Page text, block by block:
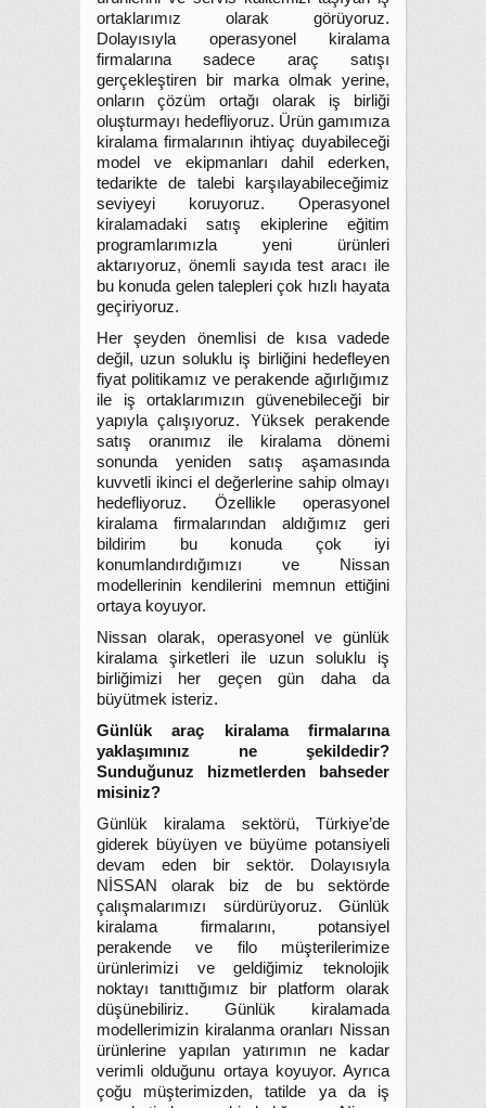
ortaklarımız olarak görüyoruz.
Dolayısıyla operasyonel kiralama
firmalarına sadece araç satışı
gerçekleştiren bir marka olmak yerine,
onların çözüm ortağı olarak iş birliği
oluşturmayı hedefliyoruz. Ürün gamımıza
kiralama firmalarının ihtiyaç duyabileceği
model ve ekipmanları dahil ederken,
tedarikte de talebi karşılayabileceğimiz
seviyeyi koruyoruz. Operasyonel
kiralamadaki satış ekiplerine eğitim
programlarımızla yeni ürünleri
aktarıyoruz, önemli sayıda test aracı ile
bu konuda gelen talepleri çok hızlı hayata
geçiriyoruz.
Her şeyden önemlisi de kısa vadede
değil, uzun soluklu iş birliğini hedefleyen
fiyat politikamız ve perakende ağırlığımız
ile iş ortaklarımızın güvenebileceği bir
yapıyla çalışıyoruz. Yüksek perakende
satış oranımız ile kiralama dönemi
sonunda yeniden satış aşamasında
kuvvetli ikinci el değerlerine sahip olmayı
hedefliyoruz. Özellikle operasyonel
kiralama firmalarından aldığımız geri
bildirim bu konuda çok iyi
konumlandırdığımızı ve Nissan
modellerinin kendilerini memnun ettiğini
ortaya koyuyor.
Nissan olarak, operasyonel ve günlük
kiralama şirketleri ile uzun soluklu iş
birliğimizi her geçen gün daha da
büyütmek isteriz.
Günlük araç kiralama firmalarına
yaklaşımınız ne şekildedir?
Sunduğunuz hizmetlerden bahseder
misiniz?
Günlük kiralama sektörü, Türkiye’de
giderek büyüyen ve büyüme potansiyeli
devam eden bir sektör. Dolayısıyla
NİSSAN olarak biz de bu sektörde
çalışmalarımızı sürdürüyoruz. Günlük
kiralama firmalarını, potansiyel
perakende ve filo müşterilerimize
ürünlerimizi ve geldiğimiz teknolojik
noktayı tanıttığımız bir platform olarak
düşünebiliriz. Günlük kiralamada
modellerimizin kiralanma oranları Nissan
ürünlerine yapılan yatırımın ne kadar
verimli olduğunu ortaya koyuyor. Ayrıca
çoğu müşterimizden, tatilde ya da iş